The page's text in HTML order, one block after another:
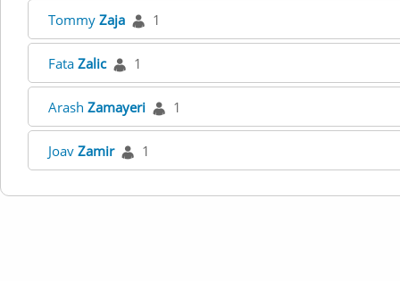
Tommy Zaja 1
Fata Zalic 1
Arash Zamayeri 1
Joav Zamir 1